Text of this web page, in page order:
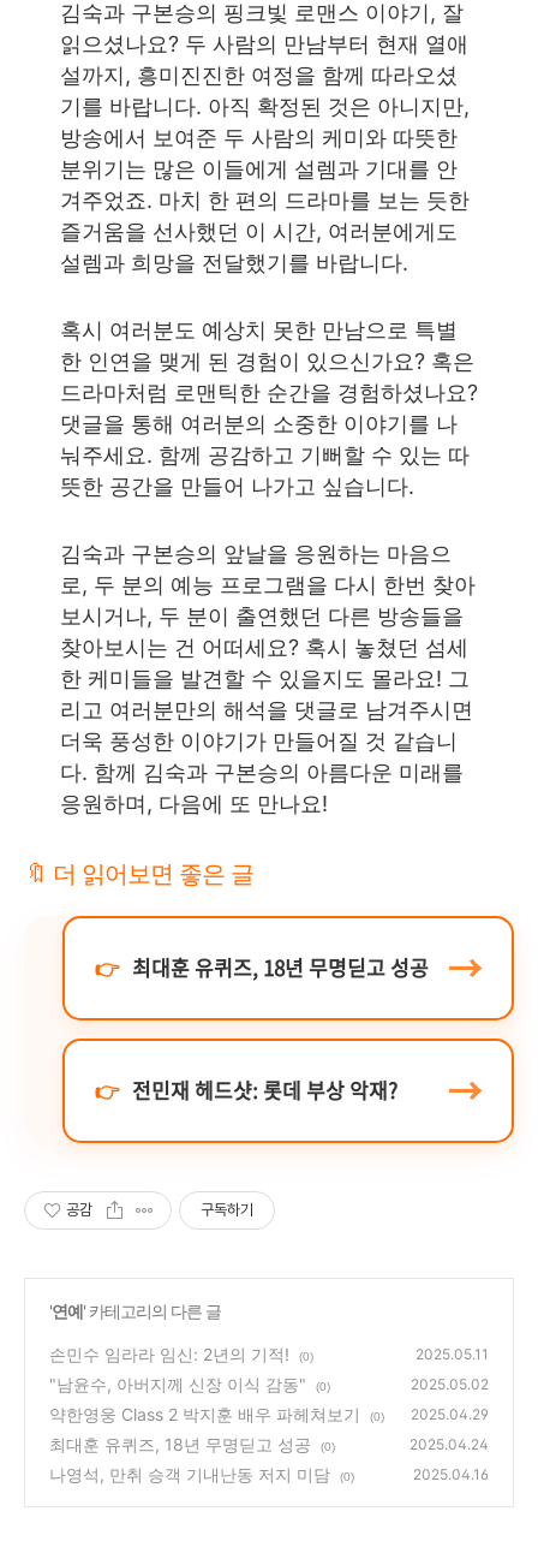
김숙과 구본승의 핑크빛 로맨스 이야기, 잘
읽으셨나요? 두 사람의 만남부터 현재 열애
설까지, 흥미진진한 여정을 함께 따라오셨
기를 바랍니다. 아직 확정된 것은 아니지만,
방송에서 보여준 두 사람의 케미와 따뜻한
분위기는 많은 이들에게 설렘과 기대를 안
겨주었죠. 마치 한 편의 드라마를 보는 듯한
즐거움을 선사했던 이 시간, 여러분에게도
설렘과 희망을 전달했기를 바랍니다.
혹시 여러분도 예상치 못한 만남으로 특별
한 인연을 맺게 된 경험이 있으신가요? 혹은
드라마처럼 로맨틱한 순간을 경험하셨나요?
댓글을 통해 여러분의 소중한 이야기를 나
눠주세요. 함께 공감하고 기뻐할 수 있는 따
뜻한 공간을 만들어 나가고 싶습니다.
김숙과 구본승의 앞날을 응원하는 마음으
로, 두 분의 예능 프로그램을 다시 한번 찾아
보시거나, 두 분이 출연했던 다른 방송들을
찾아보시는 건 어떠세요? 혹시 놓쳤던 섬세
한 케미들을 발견할 수 있을지도 몰라요! 그
리고 여러분만의 해석을 댓글로 남겨주시면
더욱 풍성한 이야기가 만들어질 것 같습니
다. 함께 김숙과 구본승의 아름다운 미래를
응원하며, 다음에 또 만나요!
🔖 더 읽어보면 좋은 글
👉 최대훈 유퀴즈, 18년 무명딛고 성공 →
👉 전민재 헤드샷: 롯데 부상 악재? →
공감 구독하기
'연예' 카테고리의 다른 글
손민수 임라라 임신: 2년의 기적! (0) 2025.05.11
"남윤수, 아버지께 신장 이식 감동" (0) 2025.05.02
약한영웅 Class 2 박지훈 배우 파헤쳐보기 (0) 2025.04.29
최대훈 유퀴즈, 18년 무명딛고 성공 (0) 2025.04.24
나영석, 만취 승객 기내난동 저지 미담 (0) 2025.04.16